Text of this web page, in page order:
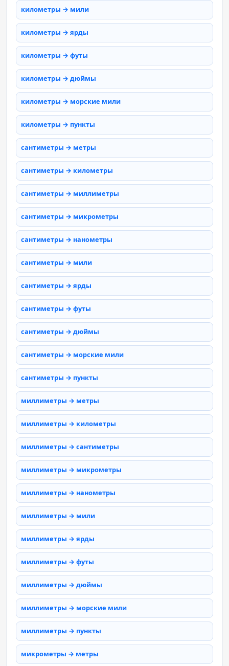
километры → мили
километры → ярды
километры → футы
километры → дюймы
километры → морские мили
километры → пункты
сантиметры → метры
сантиметры → километры
сантиметры → миллиметры
сантиметры → микрометры
сантиметры → нанометры
сантиметры → мили
сантиметры → ярды
сантиметры → футы
сантиметры → дюймы
сантиметры → морские мили
сантиметры → пункты
миллиметры → метры
миллиметры → километры
миллиметры → сантиметры
миллиметры → микрометры
миллиметры → нанометры
миллиметры → мили
миллиметры → ярды
миллиметры → футы
миллиметры → дюймы
миллиметры → морские мили
миллиметры → пункты
микрометры → метры